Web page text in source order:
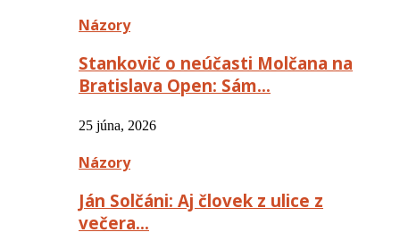
Názory
Stankovič o neúčasti Molčana na
Bratislava Open: Sám…
25 júna, 2026
Názory
Ján Solčáni: Aj človek z ulice z
večera…